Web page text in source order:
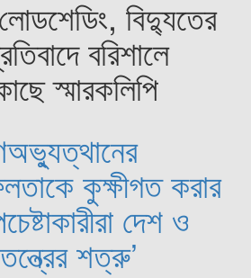
বিদ্যুতের
বরিশালে
স্মারকলিপি
কুক্ষীগত করার
দেশ ও
শত্রু’